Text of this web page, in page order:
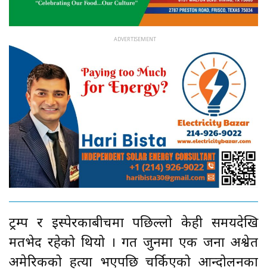
ट्रम्प र इस्पेरकाबीचमा पछिल्लो केही समयदेखि
मतभेद रहेको थियो । गत जुनमा एक जना अश्वेत
अमेरिकीको हत्या भएपछि चर्किएको आन्दोलनका